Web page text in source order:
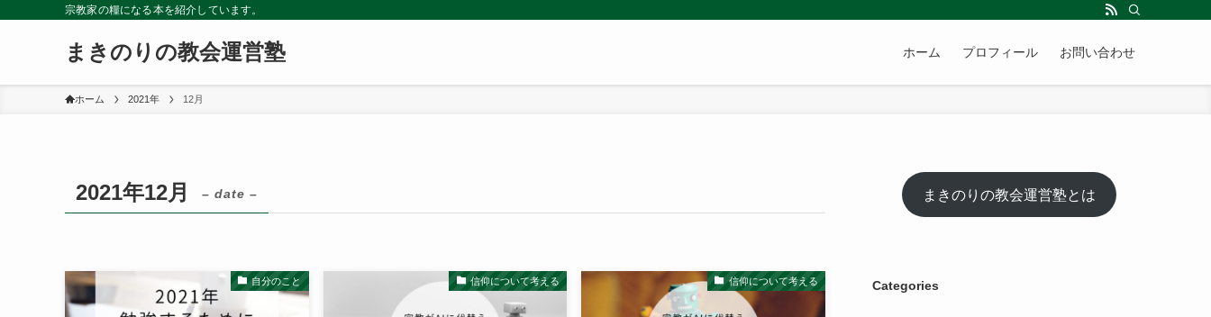
宗教家の糧になる本を紹介しています。
まきのりの教会運営塾 ホーム プロフィール お問い合わせ
ホーム 2021年 12月
2021年12月 – date –
自分のこと 信仰について考える 信仰について考える
まきのりの教会運営塾とは
Categories